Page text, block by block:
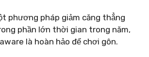
phương pháp giảm căng thẳng
phần lớn thời gian trong năm,
là hoàn hảo để chơi gôn.